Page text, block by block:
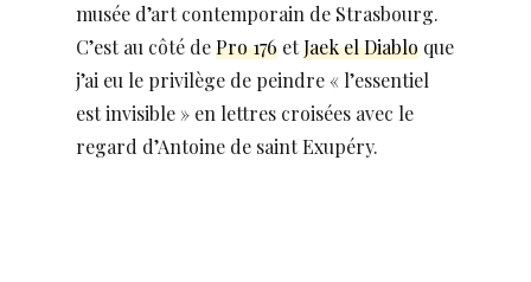
musée d’art contemporain de Strasbourg.
C’est au côté dePro 176 etJaek el Diablo que
j’ai eu le privilège de peindre « l’essentiel
est invisible » en lettres croisées avec le
regard d’Antoine de saint Exupéry.